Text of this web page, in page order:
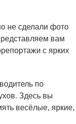
не сделали фото
вам
с ярких
по
Здесь вы
весёлые, яркие,